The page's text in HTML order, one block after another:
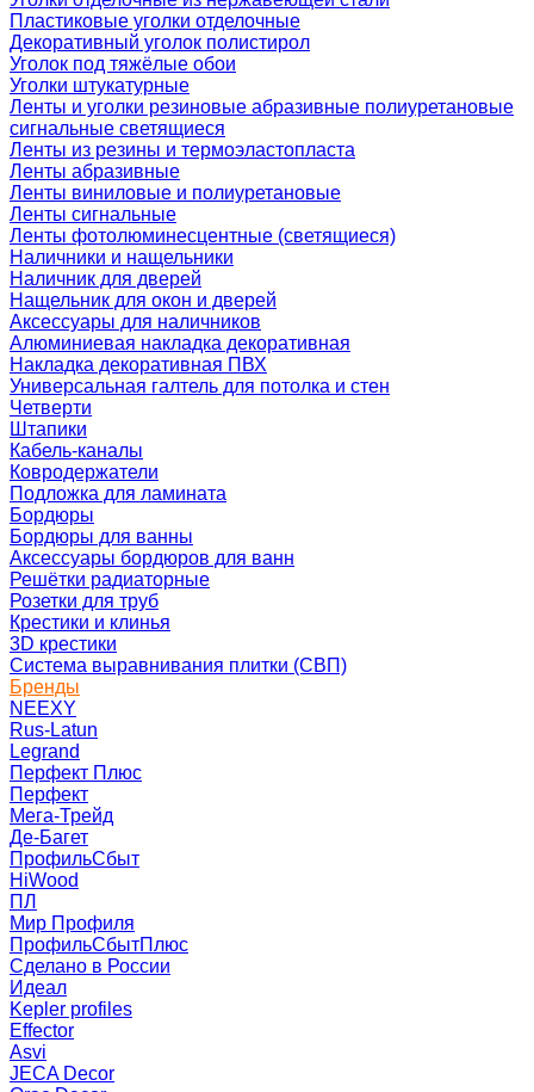
Пластиковые уголки отделочные
Декоративный уголок полистирол
Уголок под тяжёлые обои
Уголки штукатурные
Ленты и уголки резиновые абразивные полиуретановые
сигнальные светящиеся
Ленты из резины и термоэластопласта
Ленты абразивные
Ленты виниловые и полиуретановые
Ленты сигнальные
Ленты фотолюминесцентные (светящиеся)
Наличники и нащельники
Наличник для дверей
Нащельник для окон и дверей
Аксессуары для наличников
Алюминиевая накладка декоративная
Накладка декоративная ПВХ
Универсальная галтель для потолка и стен
Четверти
Штапики
Кабель-каналы
Ковродержатели
Подложка для ламината
Бордюры
Бордюры для ванны
Аксессуары бордюров для ванн
Решётки радиаторные
Розетки для труб
Крестики и клинья
3D крестики
Система выравнивания плитки (СВП)
Бренды
NEEXY
Rus-Latun
Legrand
Перфект Плюс
Перфект
Мега-Трейд
Де-Багет
ПрофильСбыт
HiWood
ПЛ
Мир Профиля
ПрофильСбытПлюс
Сделано в России
Идеал
Kepler profiles
Effector
Asvi
JECA Decor